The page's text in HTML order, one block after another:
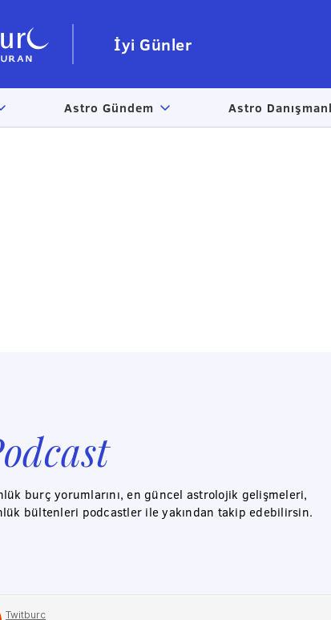
İyi Günler
Astro Gündem Astro
burç yorumlarını, en güncel astrolojik gelişmeleri,
bültenleri podcastler ile yakından takip edebilirsin.